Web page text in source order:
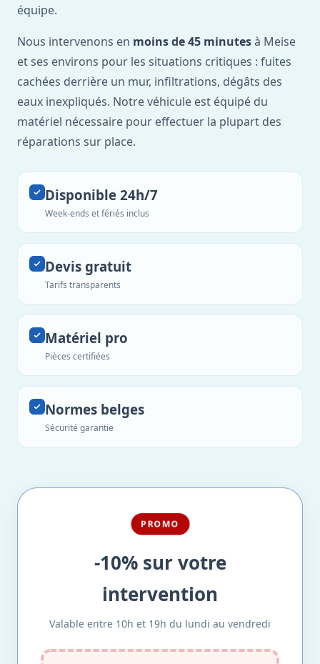
équipe.
Nous intervenons en moins de 45 minutesà Meise
et ses environs pour les situations critiques : fuites
cachées derrière un mur, infiltrations, dégâts des
eaux inexpliqués. Notre véhicule est équipé du
matériel nécessaire pour effectuer la plupart des
réparations sur place.
Disponible 24h/7
Week-ends et fériés inclus
Devis gratuit
Tarifs transparents
Matériel pro
Pièces certifiées
Normes belges
Sécurité garantie
PROMO
-10% sur votre
intervention
Valable entre 10h et 19h du lundi au vendredi